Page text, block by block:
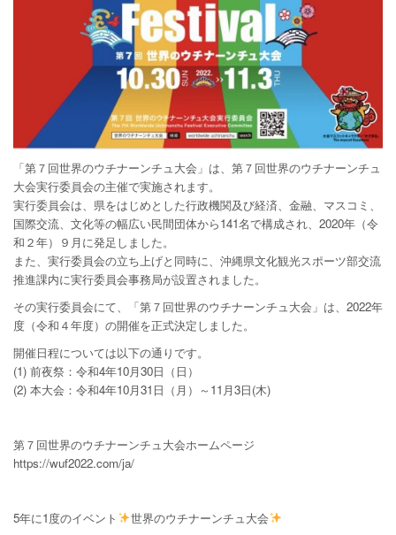
「第７回世界のウチナーンチュ大会」は、第７回世界のウチナーンチュ
大会実行委員会の主催で実施されます。
実行委員会は、県をはじめとした行政機関及び経済、金融、マスコミ、
国際交流、文化等の幅広い民間団体から141名で構成され、2020年（令
和２年）９月に発足しました。
また、実行委員会の立ち上げと同時に、沖縄県文化観光スポーツ部交流
推進課内に実行委員会事務局が設置されました。
その実行委員会にて、「第７回世界のウチナーンチュ大会」は、2022年
度（令和４年度）の開催を正式決定しました。
開催日程については以下の通りです。
(1) 前夜祭：令和4年10月30日（日）
(2) 本大会：令和4年10月31日（月）～11月3日(木)
第７回世界のウチナーンチュ大会ホームページ
https://wuf2022.com/ja/
5年に1度のイベント
世界のウチナーンチュ大会